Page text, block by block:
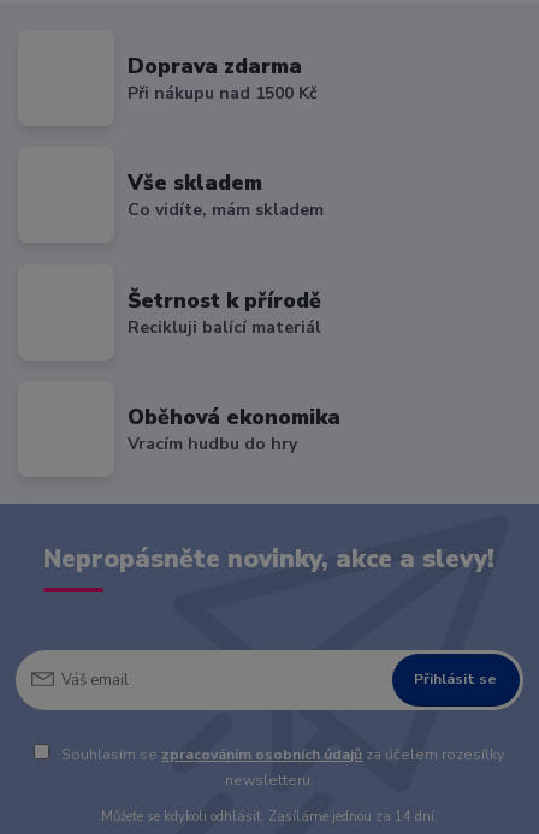
Doprava zdarma
Při nákupu nad 1500 Kč
Vše skladem
Co vidíte, mám skladem
Šetrnost k přírodě
Recikluji balící materiál
Oběhová ekonomika
Vracím hudbu do hry
Nepropásněte novinky, akce a slevy!
Přihlásit se
Souhlasím se zpracováním osobních údajů za účelem rozesílky
newsletteru.
Můžete se kdykoli odhlásit. Zasíláme jednou za 14 dní.